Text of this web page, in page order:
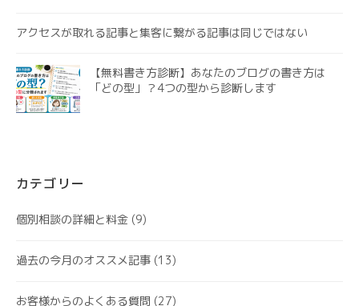
アクセスが取れる記事と集客に繋がる記事は同じではない
【無料書き方診断】あなたのブログの書き方は
「どの型」？4つの型から診断します
カテゴリー
個別相談の詳細と料金 (9)
過去の今月のオススメ記事 (13)
お客様からのよくある質問 (27)